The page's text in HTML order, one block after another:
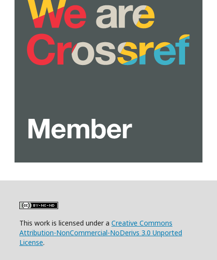
This work is licensed under a Creative Commons
Attribution-NonCommercial-NoDerivs 3.0 Unported
License.